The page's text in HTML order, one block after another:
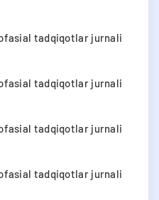
tadqiqotlar jurnali
tadqiqotlar jurnali
tadqiqotlar jurnali
tadqiqotlar jurnali